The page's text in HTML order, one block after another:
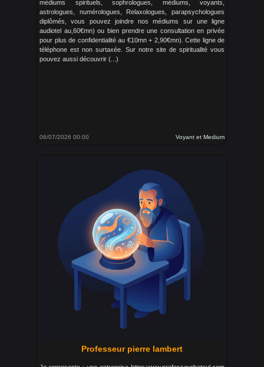
médiums spirituels, sophrologues, médiums, voyants,
astrologues, numérologues, Relaxologues, parapsychologues
diplômés, vous pouvez joindre nos médiums sur une ligne
audiotel au,60€mn) ou bien prendre une consultation en privée
pour plus de confidentialité au €10mn + 2,90€mn). Cette ligne de
téléphone est non surtaxée. Sur notre site de spiritualité vous
pouvez aussi découvrir (...)
06/07/2026 00:00 Voyant et Medium
Professeur pierre lambert